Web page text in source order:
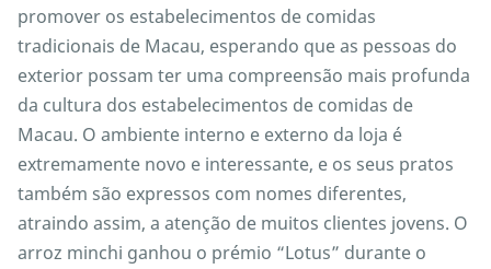
promover os estabelecimentos de comidas
tradicionais de Macau, esperando que as pessoas do
exterior possam ter uma compreensão mais profunda
da cultura dos estabelecimentos de comidas de
Macau. O ambiente interno e externo da loja é
extremamente novo e interessante, e os seus pratos
também são expressos com nomes diferentes,
atraindo assim, a atenção de muitos clientes jovens. O
arroz minchi ganhou o prémio “Lotus” durante o